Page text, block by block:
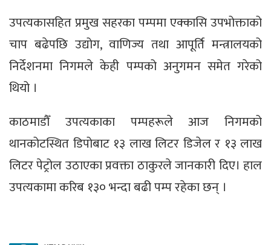
उपत्यकासहित प्रमुख सहरका पम्पमा एक्कासि उपभोक्ताको
चाप बढेपछि उद्योग, वाणिज्य तथा आपूर्ति मन्त्रालयको
निर्देशनमा निगमले केही पम्पको अनुगमन समेत गरेको
थियो ।
काठमाडौँ उपत्यकाका पम्पहरूले आज निगमको
थानकोटस्थित डिपोबाट १३ लाख लिटर डिजेल र १३ लाख
लिटर पेट्रोल उठाएका प्रवक्ता ठाकुरले जानकारी दिए। हाल
उपत्यकामा करिब १३० भन्दा बढी पम्प रहेका छन् ।